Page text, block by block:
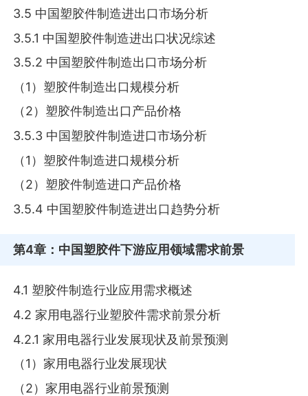
3.5 中国塑胶件制造进出口市场分析
3.5.1 中国塑胶件制造进出口状况综述
3.5.2 中国塑胶件制造出口市场分析
（1）塑胶件制造出口规模分析
（2）塑胶件制造出口产品价格
3.5.3 中国塑胶件制造进口市场分析
（1）塑胶件制造进口规模分析
（2）塑胶件制造进口产品价格
3.5.4 中国塑胶件制造进出口趋势分析
第4章 ：中国塑胶件下游应用领域需求前景
4.1 塑胶件制造行业应用需求概述
4.2 家用电器行业塑胶件需求前景分析
4.2.1 家用电器行业发展现状及前景预测
（1）家用电器行业发展现状
（2）家用电器行业前景预测